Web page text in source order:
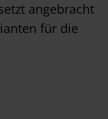
angebracht
für die